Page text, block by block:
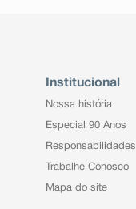
Institucional
Nossa história
Especial 90 Anos
Responsabilidades
Trabalhe Conosco
Mapa do site